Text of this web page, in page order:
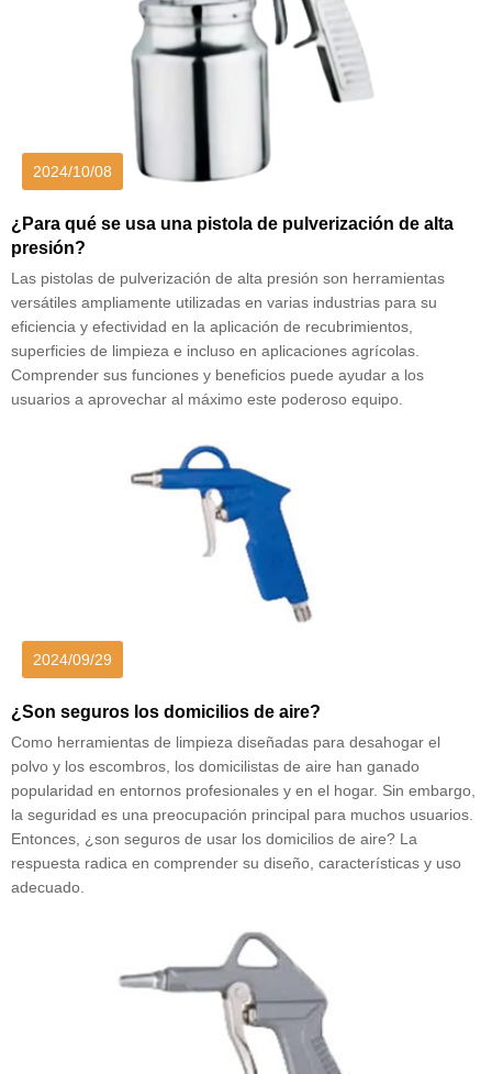
2024/10/08
¿Para qué se usa una pistola de pulverización de alta
presión?
Las pistolas de pulverización de alta presión son herramientas
versátiles ampliamente utilizadas en varias industrias para su
eficiencia y efectividad en la aplicación de recubrimientos,
superficies de limpieza e incluso en aplicaciones agrícolas.
Comprender sus funciones y beneficios puede ayudar a los
usuarios a aprovechar al máximo este poderoso equipo.
2024/09/29
¿Son seguros los domicilios de aire?
Como herramientas de limpieza diseñadas para desahogar el
polvo y los escombros, los domicilistas de aire han ganado
popularidad en entornos profesionales y en el hogar. Sin embargo,
la seguridad es una preocupación principal para muchos usuarios.
Entonces, ¿son seguros de usar los domicilios de aire? La
respuesta radica en comprender su diseño, características y uso
adecuado.